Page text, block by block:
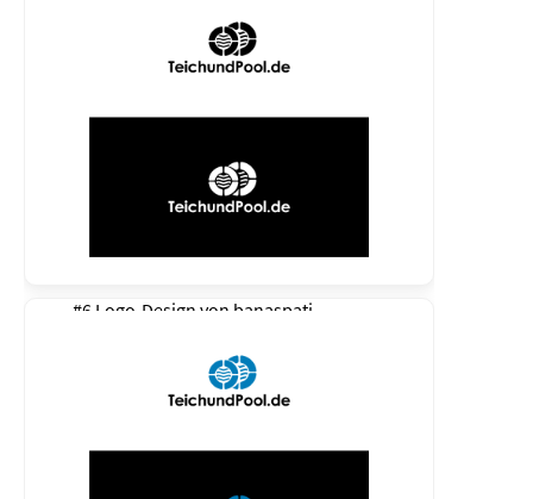
#6 Logo-Design von banaspati